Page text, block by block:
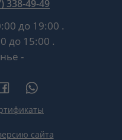
338-49-49
до 19:00 .
до 15:00 .
-
сайта